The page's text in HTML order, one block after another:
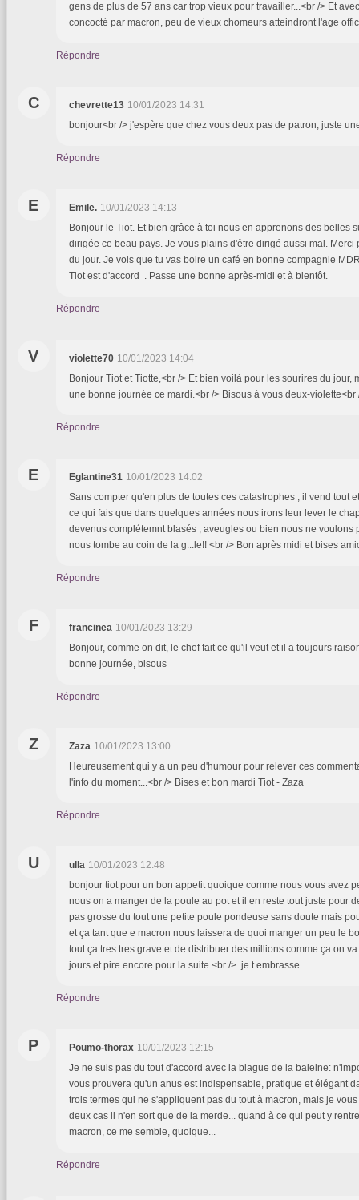
gens de plus de 57 ans car trop vieux pour travailler...<br /> Et
concocté par macron, peu de vieux chomeurs atteindront l'age
Répondre
C chevrette13 10/01/2023 14:31
bonjour<br /> j'espère que chez vous deux pas de patron, juste
Répondre
E Emile. 10/01/2023 14:13
Bonjour le Tiot. Et bien grâce à toi nous en apprenons des belles
dirigée ce beau pays. Je vous plains d'être dirigé aussi mal. Merci
du jour. Je vois que tu vas boire un café en bonne compagnie
Tiot est d'accord . Passe une bonne après-midi et à bientôt.
Répondre
V violette70 10/01/2023 14:04
Bonjour Tiot et Tiotte,<br /> Et bien voilà pour les sourires du jour,
une bonne journée ce mardi.<br /> Bisous à vous deux-
Répondre
E Eglantine31 10/01/2023 14:02
Sans compter qu'en plus de toutes ces catastrophes , il vend tout
ce qui fais que dans quelques années nous irons leur lever le
devenus complétemnt blasés , aveugles ou bien nous ne voulons
nous tombe au coin de la g...le!! <br /> Bon après midi et bises
Répondre
F francinea 10/01/2023 13:29
Bonjour, comme on dit, le chef fait ce qu'il veut et il a toujours
bonne journée, bisous
Répondre
Z Zaza 10/01/2023 13:00
Heureusement qui y a un peu d'humour pour relever ces
l'info du moment...<br /> Bises et bon mardi Tiot - Zaza
Répondre
U ulla 10/01/2023 12:48
bonjour tiot pour un bon appetit quoique comme nous vous avez
nous on a manger de la poule au pot et il en reste tout juste pour
pas grosse du tout une petite poule pondeuse sans doute mais
et ça tant que e macron nous laissera de quoi manger un peu le
tout ça tres tres grave et de distribuer des millions comme ça on
jours et pire encore pour la suite <br /> je t embrasse
Répondre
P Poumo-thorax 10/01/2023 12:15
Je ne suis pas du tout d'accord avec la blague de la baleine:
vous prouvera qu'un anus est indispensable, pratique et élégant
trois termes qui ne s'appliquent pas du tout à macron, mais je
deux cas il n'en sort que de la merde... quand à ce qui peut y
macron, ce me semble, quoique...
Répondre